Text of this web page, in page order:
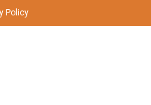
Policy